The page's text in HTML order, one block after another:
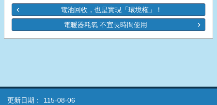
電池回收，也是實現「環境權」！
電暖器耗氧 不宜長時間使用
更新日期： 115-08-06